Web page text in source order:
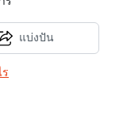
แบ่งปัน